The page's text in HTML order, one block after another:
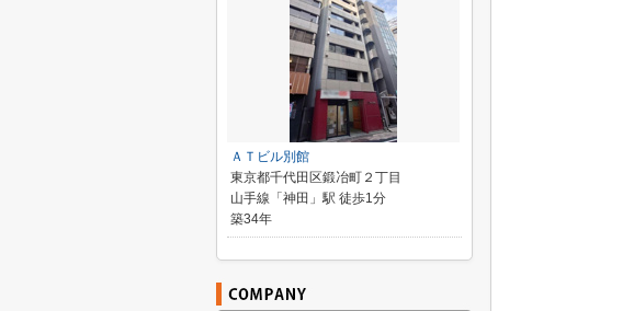
ＡＴビル別館
東京都千代田区鍛冶町２丁目
山手線「神田」駅 徒歩1分
築34年